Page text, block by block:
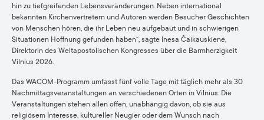
hin zu tiefgreifenden Lebensveränderungen. Neben international
bekannten Kirchenvertretern und Autoren werden Besucher Geschichten
von Menschen hören, die ihr Leben neu aufgebaut und in schwierigen
Situationen Hoffnung gefunden haben“, sagte Inesa Čaikauskienė,
Direktorin des Weltapostolischen Kongresses über die Barmherzigkeit
Vilnius 2026.
Das WACOM-Programm umfasst fünf volle Tage mit täglich mehr als 30
Nachmittagsveranstaltungen an verschiedenen Orten in Vilnius. Die
Veranstaltungen stehen allen offen, unabhängig davon, ob sie aus
religiösem Interesse, kultureller Neugier oder dem Wunsch nach